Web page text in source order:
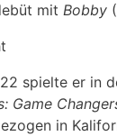
mit Bobby (
spielte er in
Game
in